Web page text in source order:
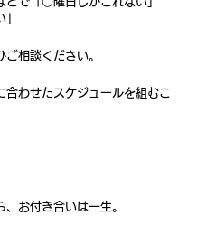
」
ご相談ください。
合わせたスケジュールを組むこ
、お付き合いは一生。